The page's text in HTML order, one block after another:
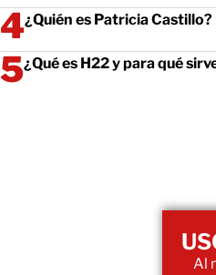
¿Quién es Patricia Castillo?
¿Qué es H22 y para qué
Al